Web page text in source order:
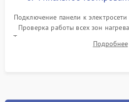
Подключение панели к
Проверка работы всех зон
Тестирование сенсорного
остаточного тепла и систем
Подробнее